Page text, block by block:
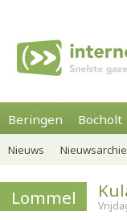
Beringen Bocholt
Nieuws
Lommel